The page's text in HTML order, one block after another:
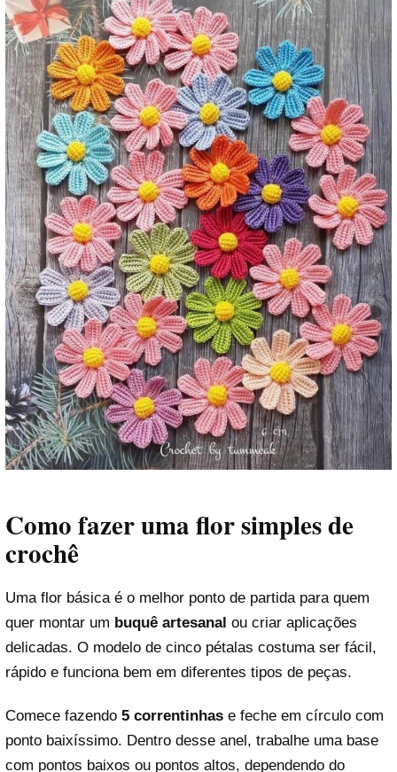
Como fazer uma flor simples de
crochê
Uma flor básica é o melhor ponto de partida para quem
quer montar um buquê artesanal ou criar aplicações
delicadas. O modelo de cinco pétalas costuma ser fácil,
rápido e funciona bem em diferentes tipos de peças.
Comece fazendo 5 correntinhas e feche em círculo com
ponto baixíssimo. Dentro desse anel, trabalhe uma base
com pontos baixos ou pontos altos, dependendo do